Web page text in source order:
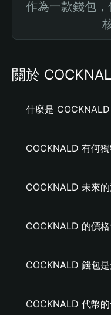
作為一款錢包
關於
什麼是 COCKNALD
COCKNALD 有何獨
COCKNALD 未來
COCKNALD 的價
COCKNALD 錢包
COCKNALD 代幣